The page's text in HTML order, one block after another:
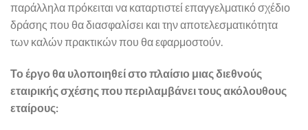
παράλληλα πρόκειται να καταρτιστεί επαγγελματικό σχέδιο
δράσης που θα διασφαλίσει και την αποτελεσματικότητα
των καλών πρακτικών που θα εφαρμοστούν.
Το έργο θα υλοποιηθεί στο πλαίσιο μιας διεθνούς
εταιρικής σχέσης που περιλαμβάνει τους ακόλουθους
εταίρους: